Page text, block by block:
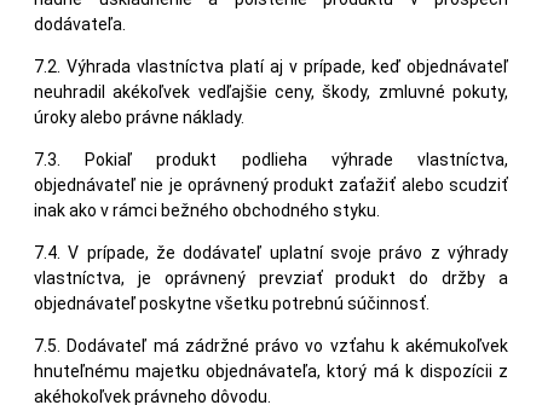
dodávateľa.
7.2. Výhrada vlastníctva platí aj v prípade, keď objednávateľ
neuhradil akékoľvek vedľajšie ceny, škody, zmluvné pokuty,
úroky alebo právne náklady.
7.3. Pokiaľ produkt podlieha výhrade vlastníctva,
objednávateľ nie je oprávnený produkt zaťažiť alebo scudziť
inak ako v rámci bežného obchodného styku.
7.4. V prípade, že dodávateľ uplatní svoje právo z výhrady
vlastníctva, je oprávnený prevziať produkt do držby a
objednávateľ poskytne všetku potrebnú súčinnosť.
7.5. Dodávateľ má zádržné právo vo vzťahu k akémukoľvek
hnuteľnému majetku objednávateľa, ktorý má k dispozícii z
akéhokoľvek právneho dôvodu.